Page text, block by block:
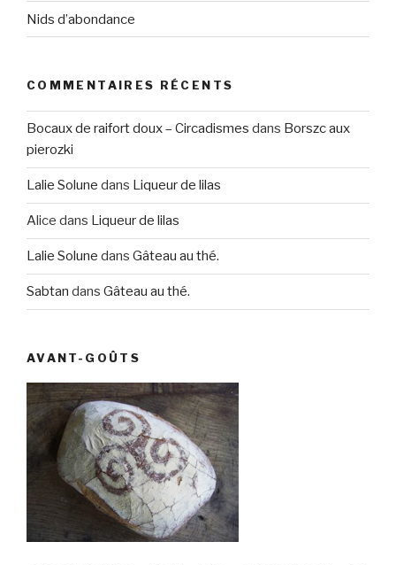
Nids d’abondance
COMMENTAIRES RÉCENTS
Bocaux de raifort doux – Circadismes dans Borszc aux
pierozki
Lalie Solune dans Liqueur de lilas
Alice dans Liqueur de lilas
Lalie Solune dans Gâteau au thé.
Sabtan dans Gâteau au thé.
AVANT-GOÛTS